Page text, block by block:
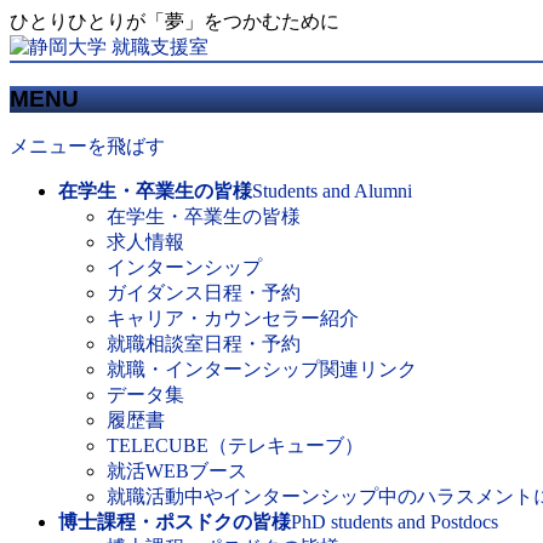
ひとりひとりが「夢」をつかむために
MENU
メニューを飛ばす
在学生・卒業生の皆様Students and Alumni
在学生・卒業生の皆様
求人情報
インターンシップ
ガイダンス日程・予約
キャリア・カウンセラー紹介
就職相談室日程・予約
就職・インターンシップ関連リンク
データ集
履歴書
TELECUBE（テレキューブ）
就活WEBブース
就職活動中やインターンシップ中のハラスメント
博士課程・ポスドクの皆様PhD students and Postdocs